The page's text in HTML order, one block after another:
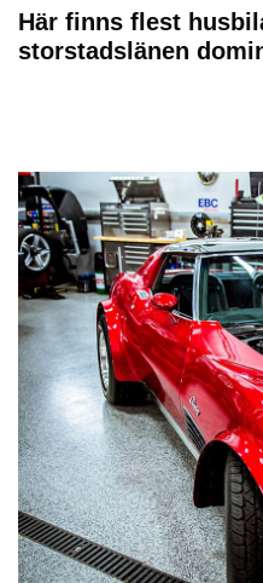
Här finns flest
storstadslänen